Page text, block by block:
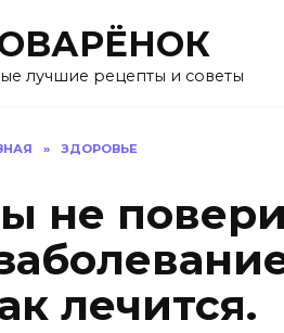
лучшие рецепты и советы
» ЗДОРОВЬЕ
не
лечится.